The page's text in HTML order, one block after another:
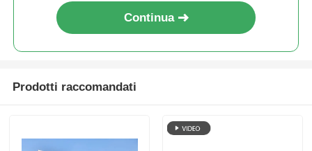
Continua
Prodotti raccomandati